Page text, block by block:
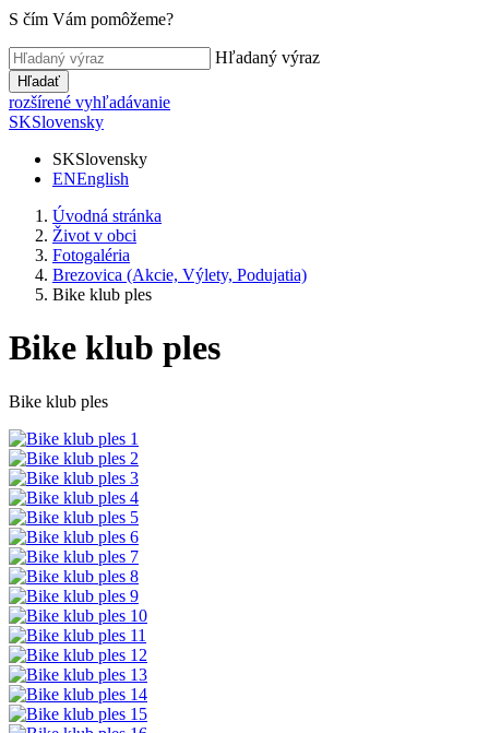
S čím Vám pomôžeme?
Hľadaný výraz
Hľadať
rozšírené vyhľadávanie
SKSlovensky
SKSlovensky
ENEnglish
Úvodná stránka
Život v obci
Fotogaléria
Brezovica (Akcie, Výlety, Podujatia)
Bike klub ples
Bike klub ples
Bike klub ples